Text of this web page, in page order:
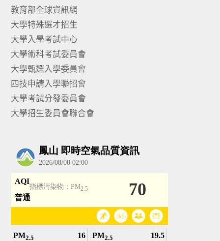
教育部全球資訊網
大學特殊選才招生
大學入學考試中心
大學術科考試委員會
大學甄選入學委員會
四技申請入學聯招會
大學考試分發委員會
大學招生委員會聯合會